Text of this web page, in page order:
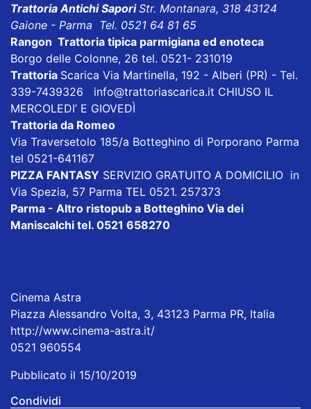
Trattoria Antichi SaporiStr. Montanara, 318 43124
Gaione - Parma Tel. 0521 64 81 65
Rangon Trattoria tipica parmigiana ed enoteca
Borgo delle Colonne, 26 tel. 0521- 231019
Trattoria Scarica Via Martinella, 192 - Alberi (PR) - Tel.
339-7439326 info@trattoriascarica.it CHIUSO IL
MERCOLEDI’ E GIOVEDÌ
Trattoria da Romeo
Via Traversetolo 185/a Botteghino di Porporano Parma
tel 0521-641167
PIZZA FANTASY SERVIZIO GRATUITO A DOMICILIO in
Via Spezia, 57 Parma TEL 0521. 257373
Parma - Altro ristopub a Botteghino Via dei
Maniscalchi tel. 0521 658270
Cinema Astra
Piazza Alessandro Volta, 3, 43123 Parma PR, Italia
http://www.cinema-astra.it/
0521 960554
Pubblicato il 15/10/2019
Condividi